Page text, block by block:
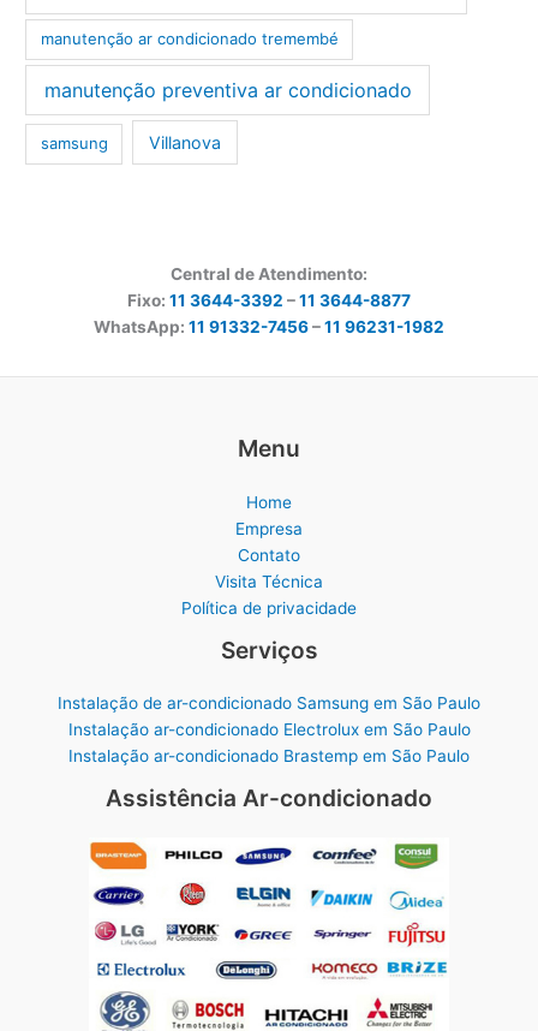
manutenção ar condicionado tremembé
manutenção preventiva ar condicionado
samsung Villanova
Central de Atendimento:
Fixo: 11 3644-3392 –11 3644-8877
WhatsApp: 11 91332-7456–11 96231-1982
Menu
Home
Empresa
Contato
Visita Técnica
Política de privacidade
Serviços
Instalação de ar-condicionado Samsung em São Paulo
Instalação ar-condicionado Electrolux em São Paulo
Instalação ar-condicionado Brastemp em São Paulo
Assistência Ar-condicionado